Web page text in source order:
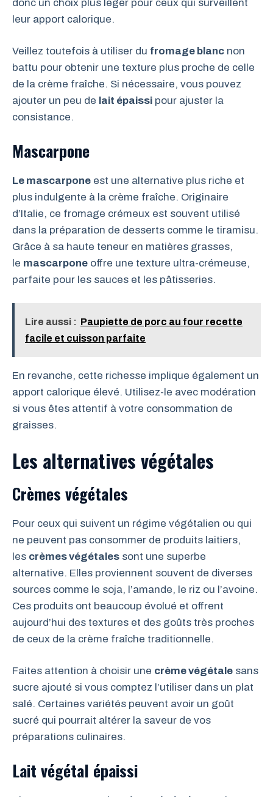
donc un choix plus léger pour ceux qui surveillent
leur apport calorique.
Veillez toutefois à utiliser du fromage blanc non
battu pour obtenir une texture plus proche de celle
de la crème fraîche. Si nécessaire, vous pouvez
ajouter un peu de lait épaissi pour ajuster la
consistance.
Mascarpone
Le mascarpone est une alternative plus riche et
plus indulgente à la crème fraîche. Originaire
d’Italie, ce fromage crémeux est souvent utilisé
dans la préparation de desserts comme le tiramisu.
Grâce à sa haute teneur en matières grasses,
le mascarpone offre une texture ultra-crémeuse,
parfaite pour les sauces et les pâtisseries.
Lire aussi : Paupiette de porc au four recette
facile et cuisson parfaite
En revanche, cette richesse implique également un
apport calorique élevé. Utilisez-le avec modération
si vous êtes attentif à votre consommation de
graisses.
Les alternatives végétales
Crèmes végétales
Pour ceux qui suivent un régime végétalien ou qui
ne peuvent pas consommer de produits laitiers,
les crèmes végétales sont une superbe
alternative. Elles proviennent souvent de diverses
sources comme le soja, l’amande, le riz ou l’avoine.
Ces produits ont beaucoup évolué et offrent
aujourd’hui des textures et des goûts très proches
de ceux de la crème fraîche traditionnelle.
Faites attention à choisir une crème végétale sans
sucre ajouté si vous comptez l’utiliser dans un plat
salé. Certaines variétés peuvent avoir un goût
sucré qui pourrait altérer la saveur de vos
préparations culinaires.
Lait végétal épaissi